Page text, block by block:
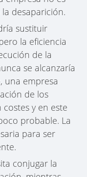
desaparición.
sustituir
la eficiencia
de la
se alcanzaría
una empresa
de los
y en este
probable. La
para ser
conjugar la